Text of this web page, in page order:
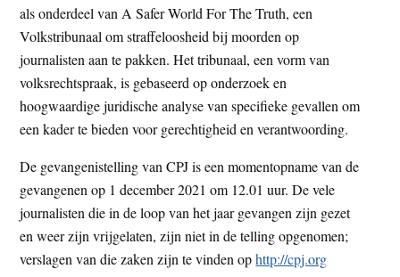
als onderdeel van A Safer World For The Truth, een
Volkstribunaal om straffeloosheid bij moorden op
journalisten aan te pakken. Het tribunaal, een vorm van
volksrechtspraak, is gebaseerd op onderzoek en
hoogwaardige juridische analyse van specifieke gevallen om
een kader te bieden voor gerechtigheid en verantwoording.
De gevangenistelling van CPJ is een momentopname van de
gevangenen op 1 december 2021 om 12.01 uur. De vele
journalisten die in de loop van het jaar gevangen zijn gezet
en weer zijn vrijgelaten, zijn niet in de telling opgenomen;
verslagen van die zaken zijn te vinden ophttp://cpj.org